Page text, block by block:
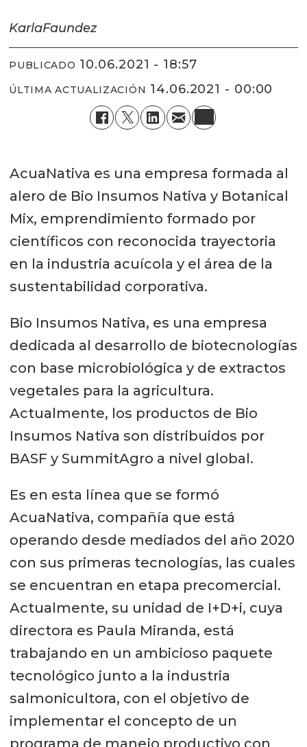
KarlaFaundez
PUBLICADO 10.06.2021 - 18:57
ÚLTIMA ACTUALIZACIÓN 14.06.2021 - 00:00
AcuaNativa es una empresa formada al
alero de Bio Insumos Nativa y Botanical
Mix, emprendimiento formado por
científicos con reconocida trayectoria
en la industria acuícola y el área de la
sustentabilidad corporativa.
Bio Insumos Nativa, es una empresa
dedicada al desarrollo de biotecnologías
con base microbiológica y de extractos
vegetales para la agricultura.
Actualmente, los productos de Bio
Insumos Nativa son distribuidos por
BASF y SummitAgro a nivel global.
Es en esta línea que se formó
AcuaNativa, compañía que está
operando desde mediados del año 2020
con sus primeras tecnologías, las cuales
se encuentran en etapa precomercial.
Actualmente, su unidad de I+D+i, cuya
directora es Paula Miranda, está
trabajando en un ambicioso paquete
tecnológico junto a la industria
salmonicultora, con el objetivo de
implementar el concepto de un
programa de manejo productivo con